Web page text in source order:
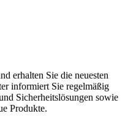
erhalten Sie die neuesten
informiert Sie regelmäßig
Sicherheitslösungen sowie
Produkte.